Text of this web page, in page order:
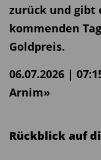
zurück und gibt
kommenden
Goldpreis.
06.07.2026 |
Arnim»
Rückblick auf